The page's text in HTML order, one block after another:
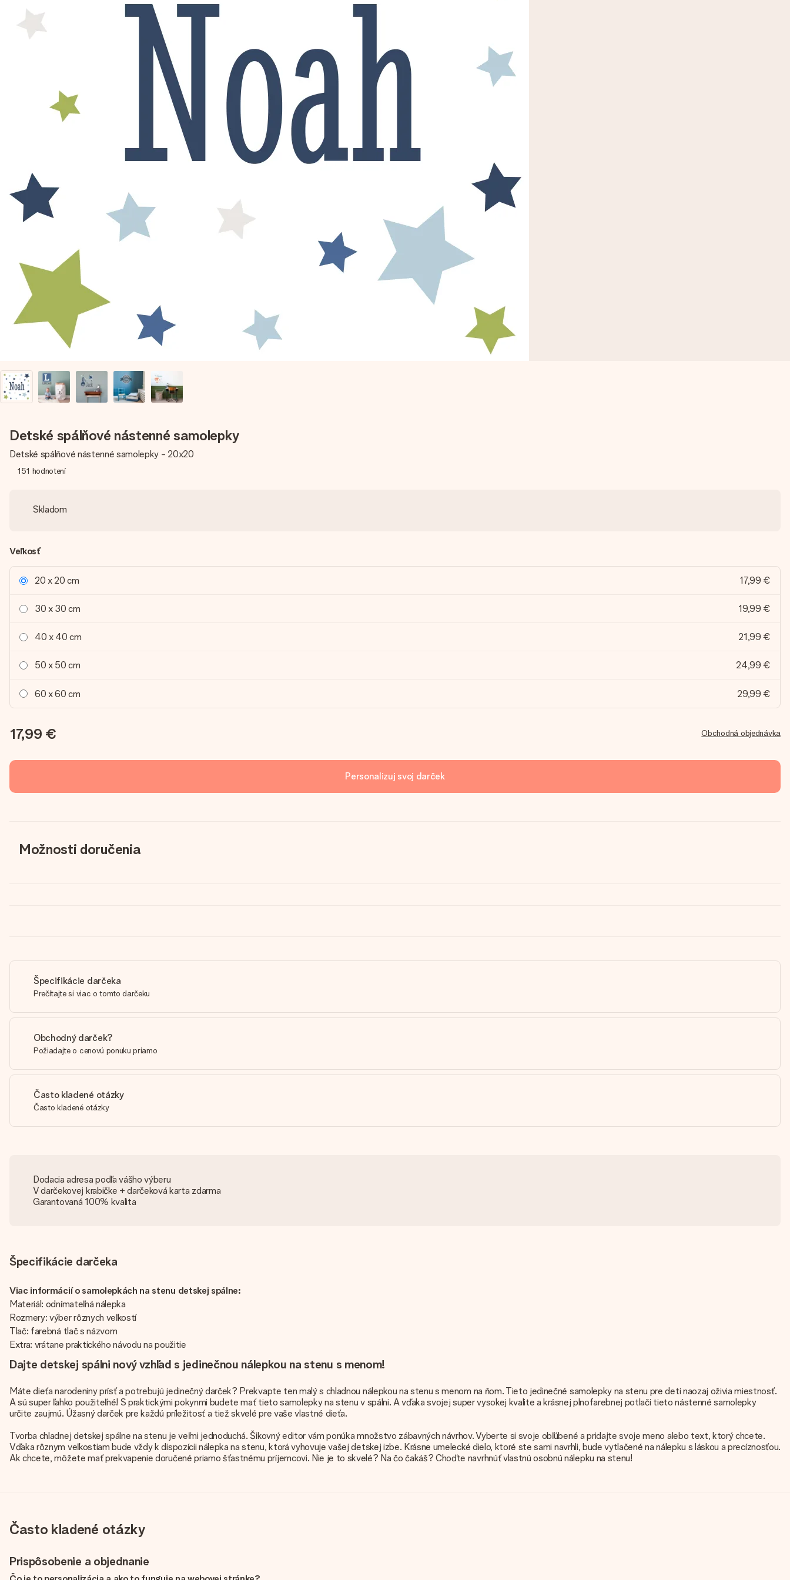
Detské spálňové nástenné samolepky
Detské spálňové nástenné samolepky - 20x20
151 hodnotení
Skladom
Veľkosť
20 x 20 cm 17,99 €
30 x 30 cm 19,99 €
40 x 40 cm 21,99 €
50 x 50 cm 24,99 €
60 x 60 cm 29,99 €
17,99 € Obchodná objednávka
Personalizuj svoj darček
Možnosti doručenia
Špecifikácie darčeka
Prečítajte si viac o tomto darčeku
Obchodný darček?
Požiadajte o cenovú ponuku priamo
Často kladené otázky
Často kladené otázky
Dodacia adresa podľa vášho výberu
V darčekovej krabičke + darčeková karta zdarma
Garantovaná 100% kvalita
Špecifikácie darčeka
Viac informácií o samolepkách na stenu detskej spálne:
Materiál: odnímateľná nálepka
Rozmery: výber rôznych veľkostí
Tlač: farebná tlač s názvom
Extra: vrátane praktického návodu na použitie
Dajte detskej spálni nový vzhľad s jedinečnou nálepkou na stenu s menom!
Máte dieťa narodeniny prísť a potrebujú jedinečný darček? Prekvapte ten malý s chladnou nálepkou na stenu s menom na ňom. Tieto jedinečné samolepky na stenu pre deti naozaj oživia miestnosť.
A sú super ľahko použiteľné! S praktickými pokynmi budete mať tieto samolepky na stenu v spálni. A vďaka svojej super vysokej kvalite a krásnej plnofarebnej potlači tieto nástenné samolepky
určite zaujmú. Úžasný darček pre každú príležitosť a tiež skvelé pre vaše vlastné dieťa.
Tvorba chladnej detskej spálne na stenu je veľmi jednoduchá. Šikovný editor vám ponúka množstvo zábavných návrhov. Vyberte si svoje obľúbené a pridajte svoje meno alebo text, ktorý chcete.
Vďaka rôznym veľkostiam bude vždy k dispozícii nálepka na stenu, ktorá vyhovuje vašej detskej izbe. Krásne umelecké dielo, ktoré ste sami navrhli, bude vytlačené na nálepku s láskou a precíznosťou.
Ak chcete, môžete mať prekvapenie doručené priamo šťastnému príjemcovi. Nie je to skvelé? Na čo čakáš? Choďte navrhnúť vlastnú osobnú nálepku na stenu!
Často kladené otázky
Prispôsobenie a objednanie